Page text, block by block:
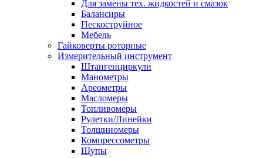
Для замены тех. жидкостей и смазок
Балансиры
Пескоструйное
Мебель
Гайковерты роторные
Измерительный инструмент
Штангенциркули
Манометры
Ареометры
Масломеры
Топливомеры
Рулетки/Линейки
Толщиномеры
Компрессометры
Щупы